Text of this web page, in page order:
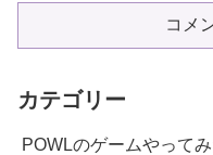
コメ
カテゴリー
POWLのゲームやって